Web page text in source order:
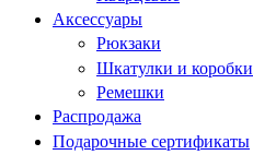
Аксессуары
Рюкзаки
Шкатулки и коробки
Ремешки
Распродажа
Подарочные сертификаты